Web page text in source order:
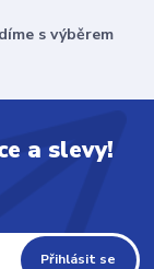
s výběrem
a slevy!
Přihlásit se